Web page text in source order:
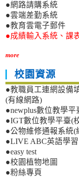
●網路請購系統
●雲端差勤系統
●教育雲電子郵件
●成績輸入系統、課
more
校園資源
●教職員工連網設備
(有線網路)
●newplus數位教學平
●IGT數位教學平臺(
●公物維修通報系統(
●LIVE ABC英語學
●easy test
●校園植物地圖
●粉絲專頁